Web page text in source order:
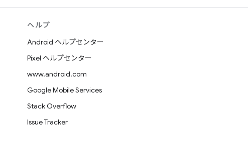
ヘルプ
Android ヘルプセンター
Pixel ヘルプセンター
www.android.com
Google Mobile Services
Stack Overflow
Issue Tracker